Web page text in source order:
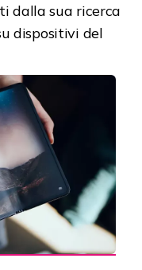
dalla sua ricerca
dispositivi del